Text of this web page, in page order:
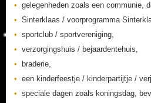
gelegenheden zoals een communie,
Sinterklaas / voorprogramma
sportclub / sportvereniging,
verzorgingshuis / bejaardentehuis,
braderie,
een kinderfeestje / kinderpartijtje /
speciale dagen zoals koningsdag,